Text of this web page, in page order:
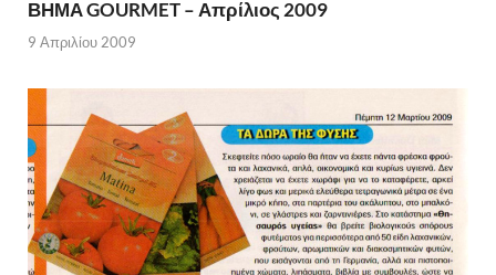
ΒΗΜΑ GOURMET – Απρίλιος 2009
9 Απριλίου 2009